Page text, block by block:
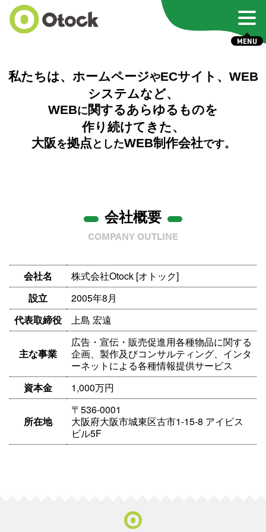
MENU
メニ
私たちは、ホームページやECサイト、WEB
システムなど、
WEBに 関するあらゆるものを
作り続けてきた、
大阪を拠点 としたWEB制作会社です。
会社概要
COMPANY OUTLINE
会社名
株式会社Otock [オトック]
設立
2005年8月
代表取締役
上島 宏遠
主な事業
広告・宣伝・販売促進用各種物品に関する
企画、製作及びコンサルティング、インタ
ーネットによる各種情報提供サービス
資本金
1,000万円
所在地
〒536-0001
大阪府大阪市城東区古市1-15-8 アイビス
ビル5F